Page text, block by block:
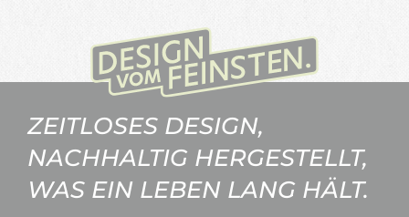
ZEITLOSES DESIGN,
NACHHALTIG HERGESTELLT,
WAS EIN LEBEN LANG HÄLT.